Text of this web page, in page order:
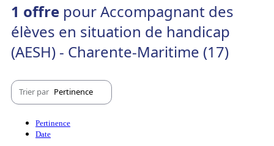
1 offre pour Accompagnant des
élèves en situation de handicap
(AESH) - Charente-Maritime (17)
Trier par Pertinence
Pertinence
Date